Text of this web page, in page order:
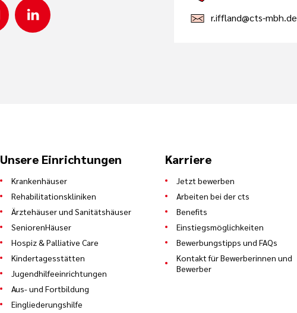
r.iffland@cts-mbh.de
Unsere Einrichtungen
Krankenhäuser
Rehabilitationskliniken
Ärztehäuser und Sanitätshäuser
SeniorenHäuser
Hospiz & Palliative Care
Kindertagesstätten
Jugendhilfeeinrichtungen
Aus- und Fortbildung
Eingliederungshilfe
Karriere
Jetzt bewerben
Arbeiten bei der cts
Benefits
Einstiegsmöglichkeiten
Bewerbungstipps und FAQs
Kontakt für Bewerberinnen und
Bewerber